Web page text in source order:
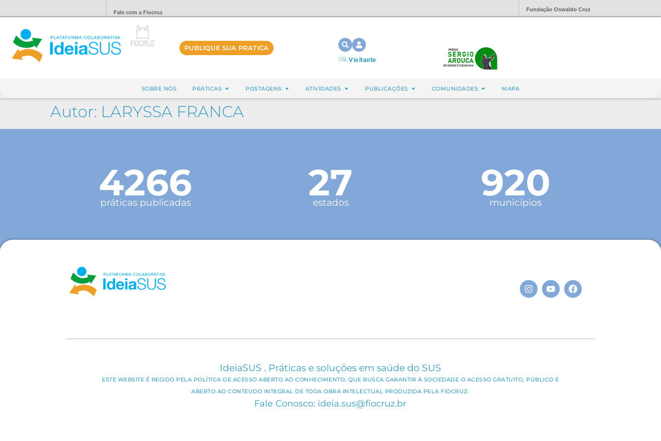
Fale com a Fiocruz Fundação Oswaldo Cruz
PUBLIQUE SUA PRATICA
Olá,Visitante
SOBRE NÓS PRÁTICAS POSTAGENS ATIVIDADES PUBLICAÇÕES COMUNIDADES MAPA
Autor: LARYSSA FRANCA
4266
práticas publicadas 27
estados 920
municípios
IdeiaSUS . Práticas e soluções em saúde do SUS
ESTE WEBSITE É REGIDO PELA POLÍTICA DE ACESSO ABERTO AO CONHECIMENTO, QUE BUSCA GARANTIR À SOCIEDADE O ACESSO GRATUITO, PÚBLICO E
ABERTO AO CONTEÚDO INTEGRAL DE TODA OBRA INTELECTUAL PRODUZIDA PELA FIOCRUZ.
Fale Conosco: ideia.sus@fiocruz.br